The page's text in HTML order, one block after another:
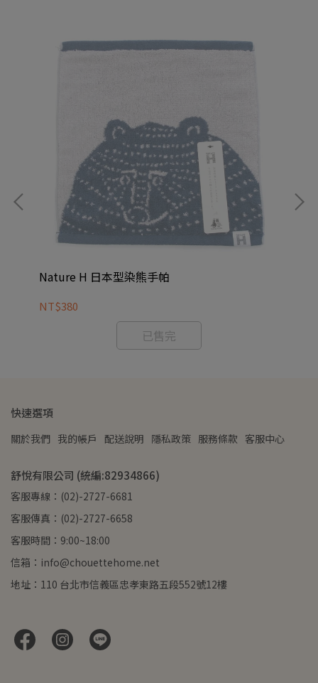
Nature H 日本型染熊手帕
NT$380
已售完
快速選項
關於我們 我的帳戶 配送說明 隱私政策 服務條款 客服中心
舒悅有限公司 (統編:82934866)
客服專線：(02)-2727-6681
客服傳真：(02)-2727-6658
客服時間：9:00~18:00
信箱：info@chouettehome.net
地址：110 台北市信義區忠孝東路五段552號12樓